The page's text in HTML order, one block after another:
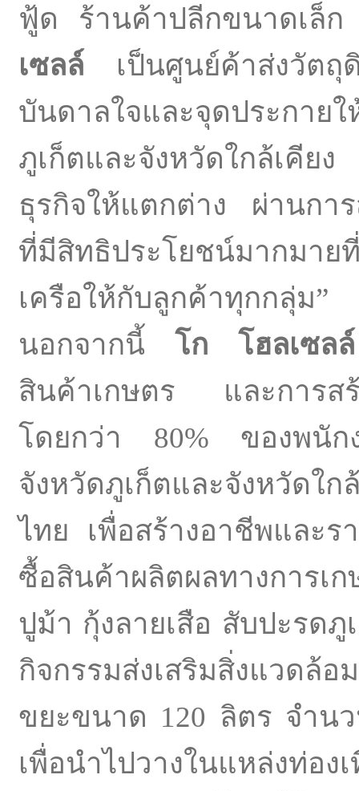
ฟู้ด ร้านค้าปลีกขนาดเล็
เซลล์ เป็นศูนย์ค้าส่งวัตถุ
บันดาลใจและจุดประกาย
ภูเก็ตและจังหวัดใกล้เคี
ธุรกิจให้แตกต่าง ผ่านกา
ที่มีสิทธิประโยชน์มากมา
เครือให้กับลูกค้าทุกกลุ่ม”
นอกจากนี้ โก โฮลเซลล์
สินค้าเกษตร และการสร้
โดยกว่า 80% ของพนักง
จังหวัดภูเก็ตและจังหวัดใ
ไทย เพื่อสร้างอาชีพและ
ซื้อสินค้าผลิตผลทางการ
ปูม้า กุ้งลายเสือ สับปะรด
กิจกรรมส่งเสริมสิ่งแวดล้
ขยะขนาด 120 ลิตร จำน
เพื่อนำไปวางในแหล่งท่อ